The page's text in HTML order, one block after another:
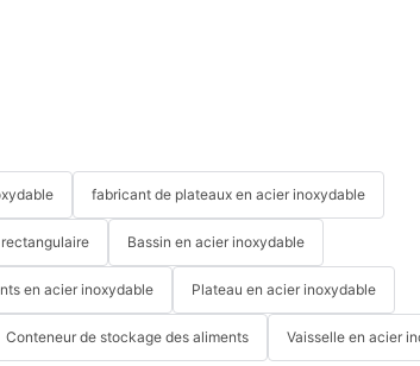
fabricant de plateaux en acier inoxydable
Bassin en acier inoxydable
en acier inoxydable Plateau en acier inoxydable
Conteneur de stockage des aliments Vaisselle en acier